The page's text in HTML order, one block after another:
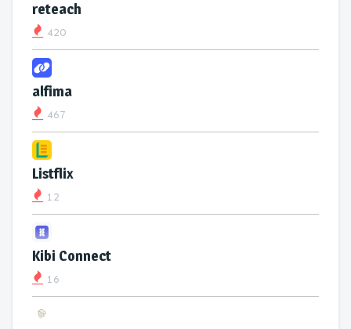
reteach
420
alfima
467
Listflix
12
Kibi Connect
16